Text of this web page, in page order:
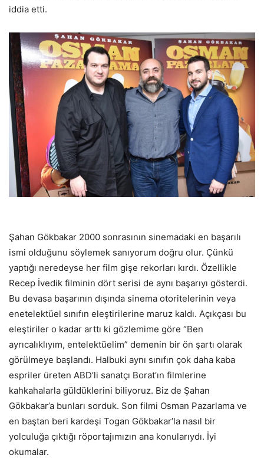
iddia etti.
Şahan Gökbakar 2000 sonrasının sinemadaki en başarılı
ismi olduğunu söylemek sanıyorum doğru olur. Çünkü
yaptığı neredeyse her film gişe rekorları kırdı. Özellikle
Recep İvedik filminin dört serisi de aynı başarıyı gösterdi.
Bu devasa başarının dışında sinema otoritelerinin veya
enetelektüel sınıfın eleştirilerine maruz kaldı. Açıkçası bu
eleştiriler o kadar arttı ki gözlemime göre “Ben
ayrıcalıklıyım, entelektüelim” demenin bir ön şartı olarak
görülmeye başlandı. Halbuki aynı sınıfın çok daha kaba
espriler üreten ABD’li sanatçı Borat’ın filmlerine
kahkahalarla güldüklerini biliyoruz. Biz de Şahan
Gökbakar’a bunları sorduk. Son filmi Osman Pazarlama ve
en baştan beri kardeşi Togan Gökbakar’la nasıl bir
yolculuğa çıktığı röportajımızın ana konularıydı. İyi
okumalar.